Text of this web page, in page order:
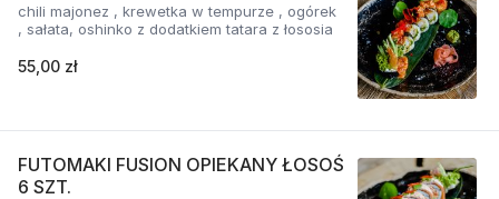
chili majonez , krewetka w tempurze , ogórek
, sałata, oshinko z dodatkiem tatara z łososia
55,00 zł
FUTOMAKI FUSION OPIEKANY ŁOSOŚ
6 SZT.